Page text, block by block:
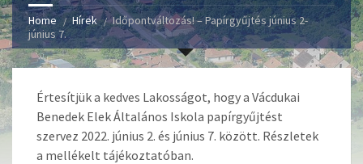
Home Hírek
Időpontváltozás! – Papírgyűjtés június 2-
június 7.
Értesítjük a kedves Lakosságot, hogy a Vácdukai
Benedek Elek Általános Iskola papírgyűjtést
szervez 2022. június 2. és június 7. között. Részletek
a mellékelt tájékoztatóban.